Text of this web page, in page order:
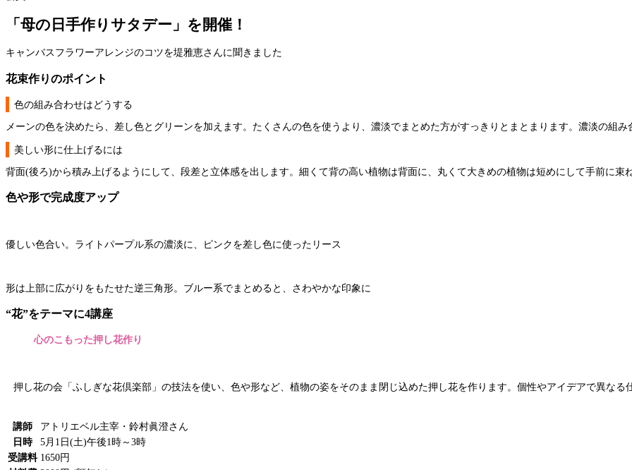
「母の日手作りサタデー」を開催！
キャンバスフラワーアレンジのコツを堤雅恵さんに聞きました
花束作りのポイント
色の組み合わせはどうする
メーンの色を決めたら、差し色とグリーンを加えます。たくさんの色を使うより、濃淡でまとめた方がすっきりとまとまります。濃淡の組
美しい形に仕上げるには
背面(後ろ)から積み上げるようにして、段差と立体感を出します。細くて背の高い植物は背面に、丸くて大きめの植物は短めにして手前に束
色や形で完成度アップ
優しい色合い。ライトパープル系の濃淡に、ピンクを差し色に使ったリース
形は上部に広がりをもたせた逆三角形。ブルー系でまとめると、さわやかな印象に
“花”をテーマに4講座
心のこもった押し花作り
押し花の会「ふしぎな花倶楽部」の技法を使い、色や形など、植物の姿をそのまま閉じ込めた押し花を作ります。個性やアイデアで異なる
講師
アトリエベル主宰・鈴村眞澄さん
日時
5月1日(土)午後1時～3時
受講料 1650円